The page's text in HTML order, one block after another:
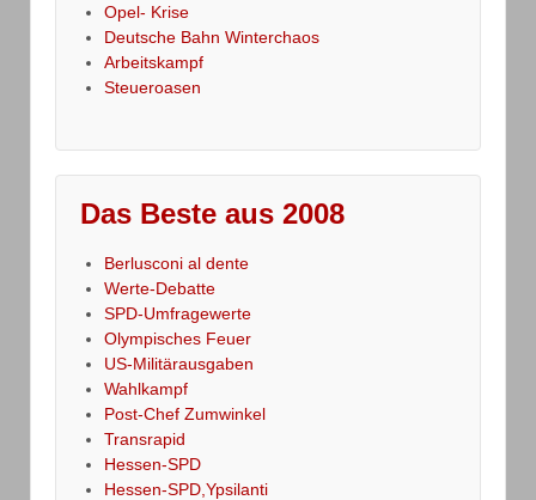
Opel- Krise
Deutsche Bahn Winterchaos
Arbeitskampf
Steueroasen
Das Beste aus 2008
Berlusconi al dente
Werte-Debatte
SPD-Umfragewerte
Olympisches Feuer
US-Militärausgaben
Wahlkampf
Post-Chef Zumwinkel
Transrapid
Hessen-SPD
Hessen-SPD,Ypsilanti